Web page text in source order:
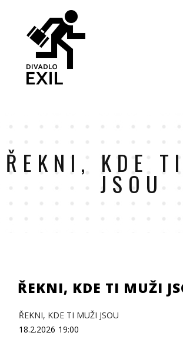
ŘEKNI, KDE
JSOU
ŘEKNI, KDE TI MUŽI
ŘEKNI, KDE TI MUŽI JSOU
18.2.2026 19:00